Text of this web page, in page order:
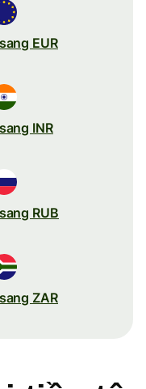
EUR
INR
RUB
ZAR